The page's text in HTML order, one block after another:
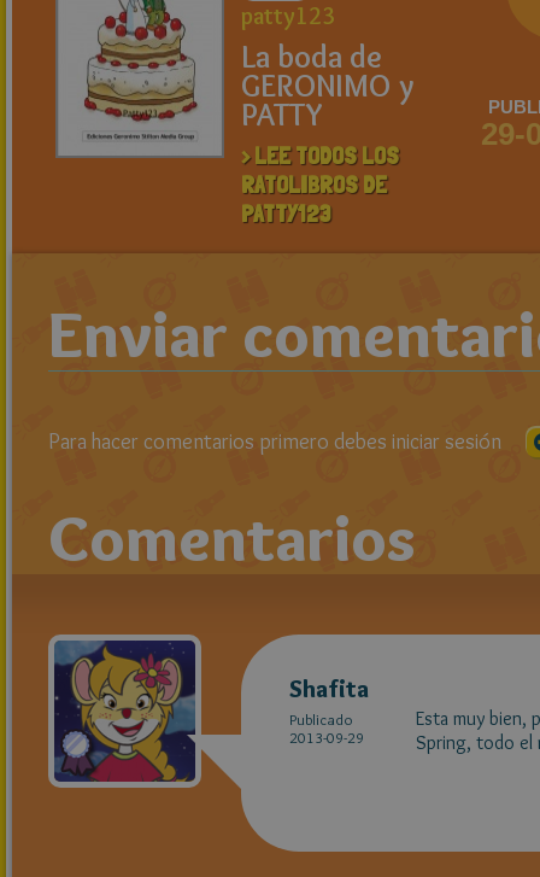
patty123
La boda de
GERONIMO y
PATTY
> LEE TODOS LOS
RATOLIBROS DE
PATTY123
29-
Enviar
Para hacer comentarios primero debes iniciar sesión
Comentarios
Shafita
Publicado
2013-09-29
Esta muy bien,
Spring, todo el